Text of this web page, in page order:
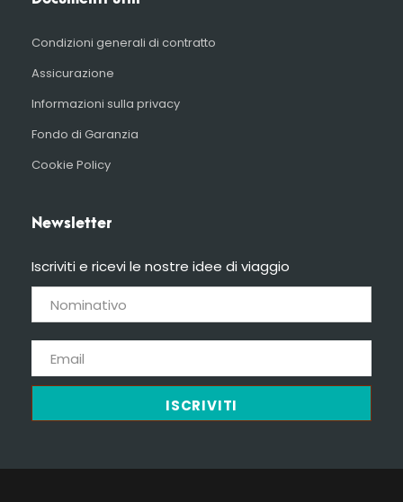
Condizioni generali di contratto
Assicurazione
Informazioni sulla privacy
Fondo di Garanzia
Cookie Policy
Newsletter
Iscriviti e ricevi le nostre idee di viaggio